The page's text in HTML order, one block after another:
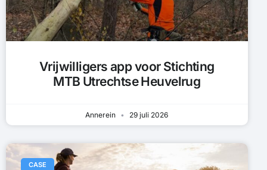
Vrijwilligers app voor Stichting
MTB Utrechtse Heuvelrug
Annerein 29 juli 2026
CASE